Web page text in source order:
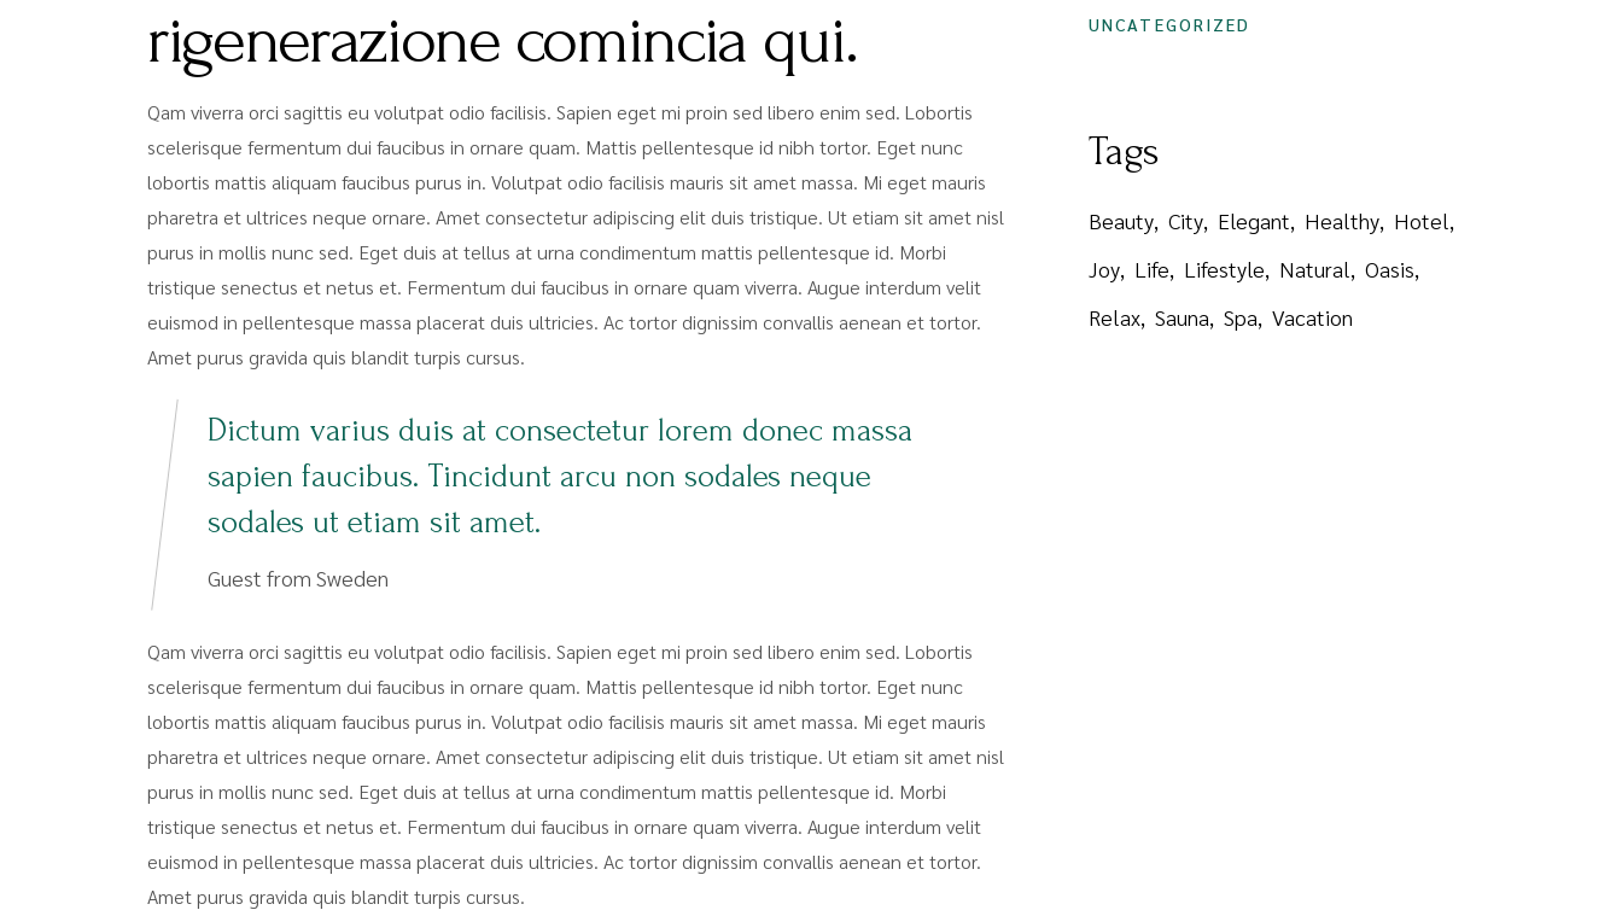
rigenerazione comincia qui.
Qam viverra orci sagittis eu volutpat odio facilisis. Sapien eget mi proin sed libero enim sed. Lobortis
scelerisque fermentum dui faucibus in ornare quam. Mattis pellentesque id nibh tortor. Eget nunc
lobortis mattis aliquam faucibus purus in. Volutpat odio facilisis mauris sit amet massa. Mi eget mauris
pharetra et ultrices neque ornare. Amet consectetur adipiscing elit duis tristique. Ut etiam sit amet nisl
purus in mollis nunc sed. Eget duis at tellus at urna condimentum mattis pellentesque id. Morbi
tristique senectus et netus et. Fermentum dui faucibus in ornare quam viverra. Augue interdum velit
euismod in pellentesque massa placerat duis ultricies. Ac tortor dignissim convallis aenean et tortor.
Amet purus gravida quis blandit turpis cursus.
Dictum varius duis at consectetur lorem donec massa
sapien faucibus. Tincidunt arcu non sodales neque
sodales ut etiam sit amet.
Guest from Sweden
Qam viverra orci sagittis eu volutpat odio facilisis. Sapien eget mi proin sed libero enim sed. Lobortis
scelerisque fermentum dui faucibus in ornare quam. Mattis pellentesque id nibh tortor. Eget nunc
lobortis mattis aliquam faucibus purus in. Volutpat odio facilisis mauris sit amet massa. Mi eget mauris
pharetra et ultrices neque ornare. Amet consectetur adipiscing elit duis tristique. Ut etiam sit amet nisl
purus in mollis nunc sed. Eget duis at tellus at urna condimentum mattis pellentesque id. Morbi
tristique senectus et netus et. Fermentum dui faucibus in ornare quam viverra. Augue interdum velit
euismod in pellentesque massa placerat duis ultricies. Ac tortor dignissim convallis aenean et tortor.
Amet purus gravida quis blandit turpis cursus.
UNCATEGORIZED
Tags
Beauty City Elegant Healthy Hotel
Joy Life Lifestyle Natural
Oasis
Relax Sauna Spa Vacation